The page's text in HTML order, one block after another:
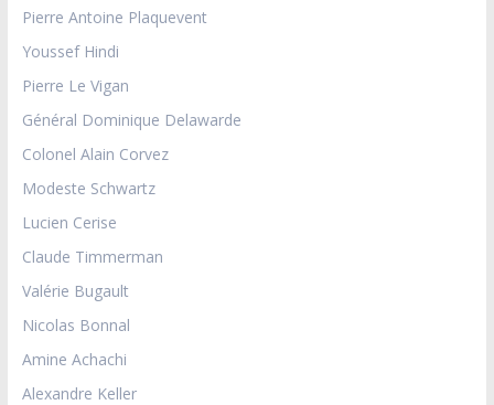
Pierre Antoine Plaquevent
Youssef Hindi
Pierre Le Vigan
Général Dominique Delawarde
Colonel Alain Corvez
Modeste Schwartz
Lucien Cerise
Claude Timmerman
Valérie Bugault
Nicolas Bonnal
Amine Achachi
Alexandre Keller